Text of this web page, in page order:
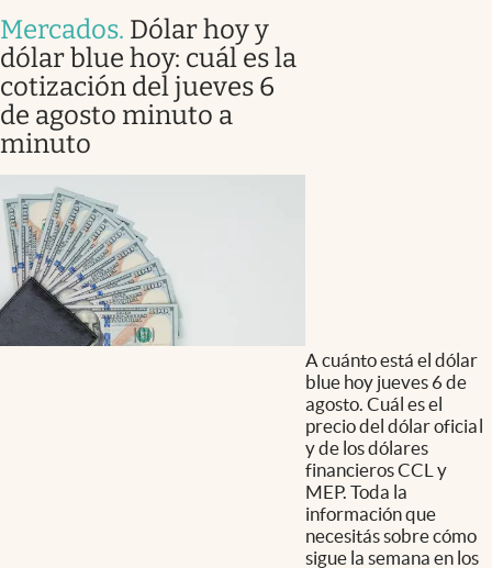
Mercados. Dólar hoy y
dólar blue hoy: cuál es la
cotización del jueves 6
de agosto minuto a
minuto
A cuánto está el dólar
blue hoy jueves 6 de
agosto. Cuál es el
precio del dólar oficial
y de los dólares
financieros CCL y
MEP. Toda la
información que
necesitás sobre cómo
sigue la semana en los